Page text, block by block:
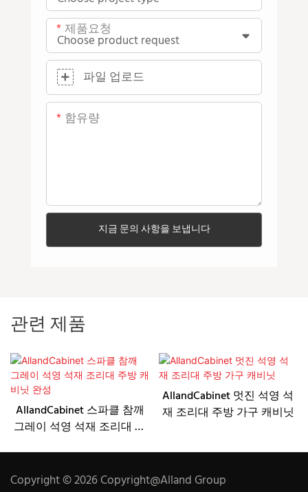
제품요청
파일 업로드
함유량
지금 문의 사항을 보냅니다
관련 제품
AllandCabinet 스파클 참깨
그레이 석영 석재 조리대 주
AllandCabinet 멋진 석영 석
재 조리대 주방 가구 캐비닛
Copyright © 2026 Copyright@Alland Group